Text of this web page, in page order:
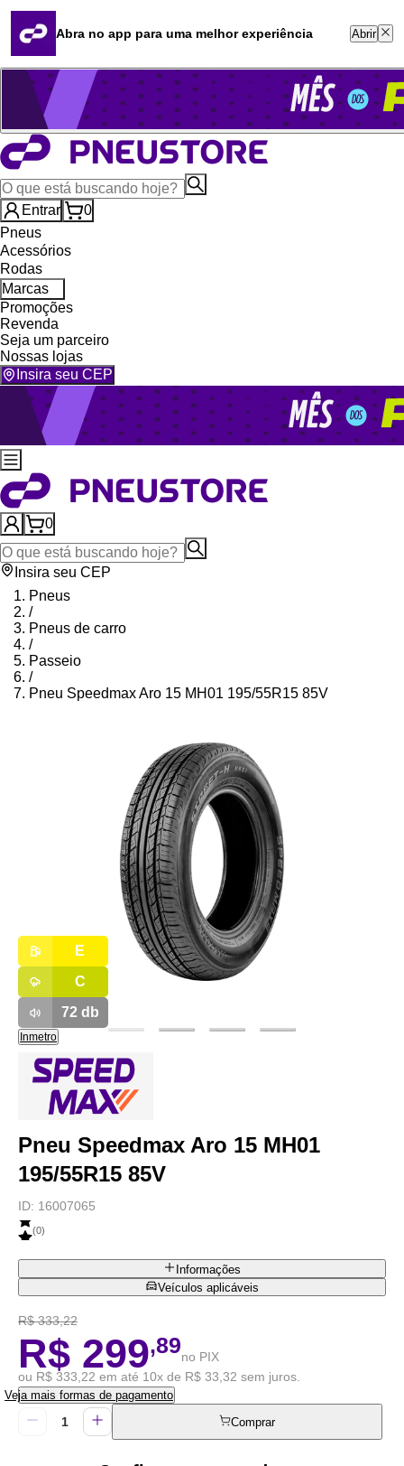
Quero revender
Blog
Whatsapp (16) 99764-8401
Televendas (47) 3046-2551
Entrar
0
Pneus
Acessórios
Rodas
Marcas
Promoções
Revenda
Seja um parceiro
Nossas lojas
Insira seu CEP
0
Insira seu CEP
Pneus
/
Pneus de carro
/
Passeio
/
Pneu Speedmax Aro 15 MH01 195/55R15 85V
E
C
72db
Inmetro
Pneu Speedmax Aro 15 MH01
195/55R15 85V
ID: 16007065
(0)
Informações
Veículos aplicáveis
R$ 333,22
R$ 299,89no PIX
ou R$ 333,22 em até 10x de R$ 33,32 sem juros.
Veja mais formas de pagamento
Comprar
Abra no app para uma melhor experiência Abrir